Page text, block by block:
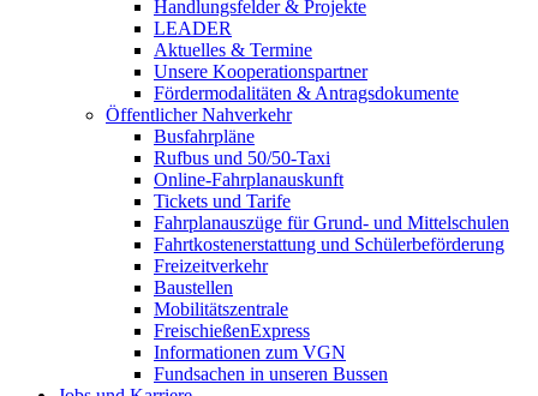
Handlungsfelder & Projekte
LEADER
Aktuelles & Termine
Unsere Kooperationspartner
Fördermodalitäten & Antragsdokumente
Öffentlicher Nahverkehr
Busfahrpläne
Rufbus und 50/50-Taxi
Online-Fahrplanauskunft
Tickets und Tarife
Fahrplanauszüge für Grund- und Mittelschulen
Fahrtkostenerstattung und Schülerbeförderung
Freizeitverkehr
Baustellen
Mobilitätszentrale
FreischießenExpress
Informationen zum VGN
Fundsachen in unseren Bussen